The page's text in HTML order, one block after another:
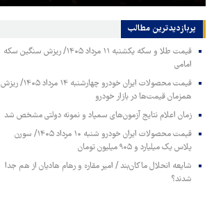
پربازدیدترین‌ مطالب
قیمت طلا و سکه یکشنبه ۱۱ مرداد ۱۴۰۵/ ریزش سنگین سکه
امامی
قیمت محصولات ایران خودرو چهارشنبه ۱۴ مرداد ۱۴۰۵/ ریزش
همزمان قیمت‌ها در بازار خودرو
زمان اعلام نتایج آزمون‌های سمپاد و نمونه دولتی مشخص شد
قیمت محصولات ایران خودرو شنبه ۱۰ مرداد ۱۴۰۵/ سورن
پلاس یک میلیارد و ۹۰۵ میلیون تومان
شایعه انحلال ماکان‌بند / امیر مقاره و رهام هادیان از هم جدا
شدند؟